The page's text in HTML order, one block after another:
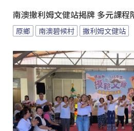
南澳撒利姆文健站揭牌 多元課程
原鄉 南澳碧候村 撒利姆文健站